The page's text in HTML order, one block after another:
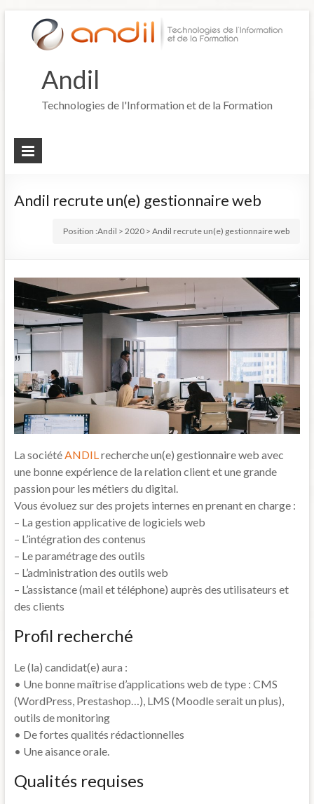
Andil
Technologies de l'Information et de la Formation
Andil recrute un(e) gestionnaire web
Position :Andil >2020 >Andil recrute un(e) gestionnaire web
La sociétéANDILrecherche un(e) gestionnaire web avec
une bonne expérience de la relation client et une grande
passion pour les métiers du digital.
Vous évoluez sur des projets internes en prenant en charge :
– La gestion applicative de logiciels web
– L’intégration des contenus
– Le paramétrage des outils
– L’administration des outils web
– L’assistance (mail et téléphone) auprès des utilisateurs et
des clients
Profil recherché
Le (la) candidat(e) aura :
• Une bonne maîtrise d’applications web de type : CMS
(WordPress, Prestashop…), LMS (Moodle serait un plus),
outils de monitoring
• De fortes qualités rédactionnelles
• Une aisance orale.
Qualités requises